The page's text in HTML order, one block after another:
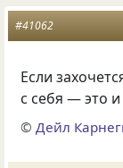
#41062
Если
с себя — это
©Дейл